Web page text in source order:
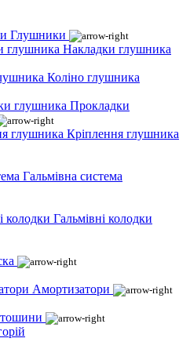
Глушники
Накладки глушника
Коліно глушника
Прокладки
Кріплення глушника
Гальмівна система
Гальмівні колодки
Амортизатори